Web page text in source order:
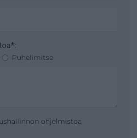
Puhelimitse
ohjelmistoa